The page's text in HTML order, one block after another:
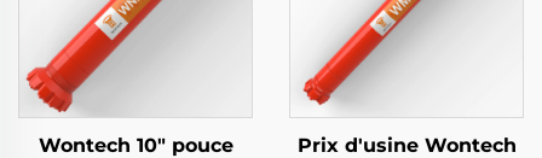
Wontech 10" pouce
Prix d'usine Wontech